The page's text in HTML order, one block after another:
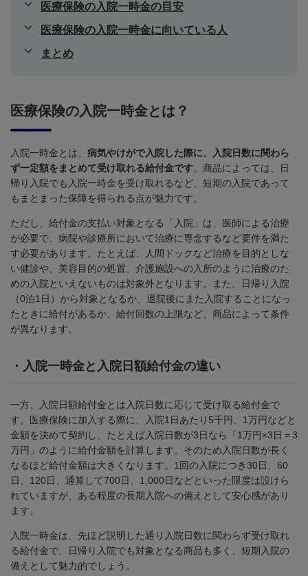
医療保険の入院一時金の目安
医療保険の入院一時金に向いている人
まとめ
医療保険の入院一時金とは？
入院一時金とは、 病気やけがで入院した際に、入院日数に関わら
ず一定額をまとめて受け取れる給付金です。商品によっては、日
帰り入院でも入院一時金を受け取れるなど、短期の入院であって
もまとまった保障を得られる点が魅力です。
ただし、給付金の支払い対象となる「入院」は、医師による治療
が必要で、病院や診療所において治療に専念するなど要件を満た
す必要があります。たとえば、人間ドックなど治療を目的としな
い健診や、美容目的の処置、介護施設への入所のように治療のた
めの入院といえないものは対象外となります。また、日帰り入院
（0泊1 日）から対象となるか、退院後にまた入院することになっ
たときに給付があるか、給付回数の上限など、商品によって条件
が異なります。
・ 入院一時金と入院日額給付金の違い
一方、入院日額給付金とは入院日数に応じて受け取る給付金で
す。医療保険に加入する際に、入院1 日あたり 5千円、 1万円などと
金額を決めて契約し、たとえば入院日数が3日なら「 1万円×3日＝3
万円」のように給付金額を計算します。そのため入院日数が長く
なるほど給付金額は大きくなります。 1 回の入院につき30日、 60
日、 120日、通算して700日、 1,000日などといった限度は設けら
れていますが、ある程度の長期入院への備えとして安心感があり
ます。
入院一時金は、先ほど説明した通り入院日数に関わらず受け取れ
る給付金で、日帰り入院でも対象となる商品も多く、短期入院の
備えとして魅力的でしょう。